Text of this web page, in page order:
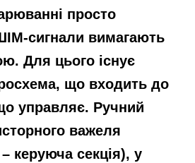
просто
сигнали вимагають
Для цього існує
що входить до
управляє. Ручний
важеля
керуюча секція), у